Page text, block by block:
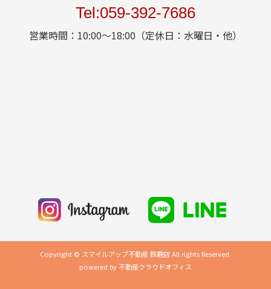
Tel:059-392-7686
営業時間：10:00～18:00（定休日：水曜日・他）
Copyright © スマイルアップ不動産 鈴鹿店 All rights Reserved.
powered by 不動産クラウドオフィス